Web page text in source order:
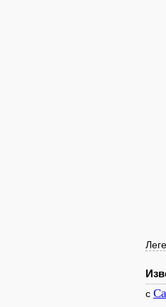
с